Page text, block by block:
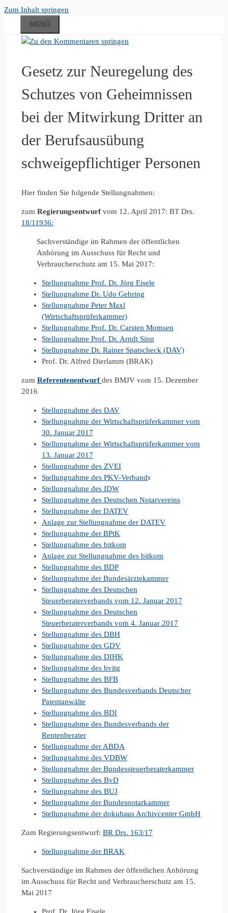
Zum Inhalt springen
MENÜ
Gesetz zur Neuregelung des
Schutzes von Geheimnissen
bei der Mitwirkung Dritter an
der Berufsausübung
schweigepflichtiger Personen
Hier finden Sie folgende Stellungnahmen:
zum Regierungsentwurfvom 12. April 2017: BT Drs.
18/11936:
Sachverständige im Rahmen der öffentlichen
Anhörung im Ausschuss für Recht und
Verbraucherschutz am 15. Mai 2017:
Stellungnahme Prof. Dr. Jörg Eisele
Stellungnahme Dr. Udo Gehring
Stellungnahme Peter Maxl
(Wirtschaftsprüferkammer)
Stellungnahme Prof. Dr. Carsten Momsen
Stellungnahme Prof. Dr. Arndt Sinn
Stellungnahme Dr. Rainer Spatscheck (DAV)
Prof. Dr. Alfred Dierlamm (BRAK)
zum Referentenentwurf des BMJV vom 15. Dezember
2016
Stellungnahme des DAV
Stellungnahme der Wirtschaftsprüferkammer vom
30. Januar 2017
Stellungnahme der Wirtschaftsprüferkammer vom
13. Januar 2017
Stellungnahme des ZVEI
Stellungnahme des PKV-Verbands
Stellungnahme des IDW
Stellungnahme des Deutschen Notarvereins
Stellungnahme der DATEV
Anlage zur Stellungnahme der DATEV
Stellungnahme der BPtK
Stellungnahme des bitkom
Anlage zur Stellungnahme des bitkom
Stellungnahme des BDP
Stellungnahme der Bundesärztekammer
Stellungnahme des Deutschen
Steuerberaterverbands vom 12. Januar 2017
Stellungnahme des Deutschen
Steuerberaterverbands vom 4. Januar 2017
Stellungnahme des DBH
Stellungnahme des GDV
Stellungnahme des DIHK
Stellungnahme des bvitg
Stellungnahme des BFB
Stellungnahme des Bundesverbands Deutscher
Patentanwälte
Stellungnahme des BDI
Stellungnahme des Bundesverbands der
Rentenberater
Stellungnahme der ABDA
Stellungnahme des VDBW
Stellungnahme der Bundessteuerberaterkammer
Stellungnahme des BvD
Stellungnahme des BUJ
Stellungnahme der Bundesnotarkammer
Stellungnahme der dokuhaus Archivcenter GmbH
Zum Regierungsentwurf: BR Drs. 163/17
Stellungnahme der BRAK
Sachverständige im Rahmen der öffentlichen Anhörung
im Ausschuss für Recht und Verbraucherschutz am 15.
Mai 2017
Prof. Dr. Jörg Eisele